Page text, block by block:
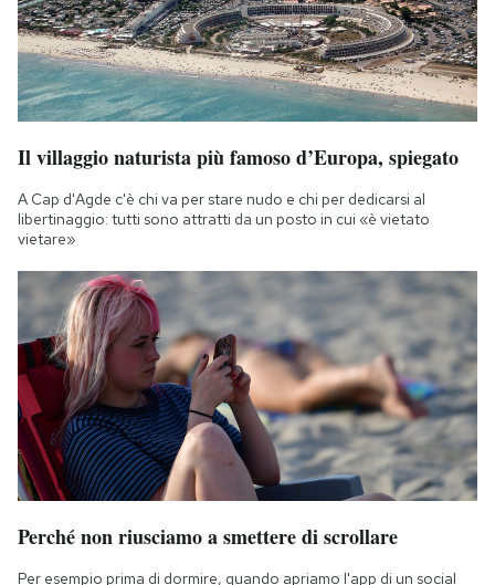
Il villaggio naturista più famoso d’Europa, spiegato
A Cap d'Agde c'è chi va per stare nudo e chi per dedicarsi al
libertinaggio: tutti sono attratti da un posto in cui «è vietato
vietare»
Perché non riusciamo a smettere di scrollare
Per esempio prima di dormire, quando apriamo l'app di un social